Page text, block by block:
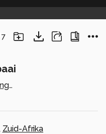
7
mark-van-harlingen
Zuid-Afrika